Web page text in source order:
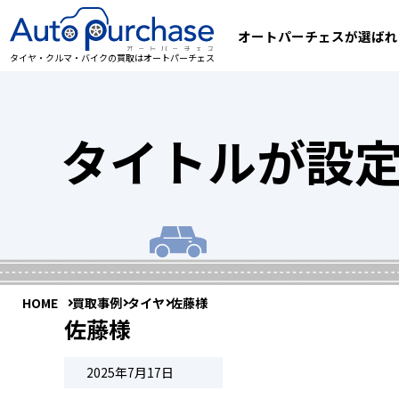
タイヤ・クルマ・バイクの買取はオートパーチェス
オートパーチェスが選ば
タイトルが設
HOME 買取事例 タイヤ 佐藤様
佐藤様
2025年7月17日